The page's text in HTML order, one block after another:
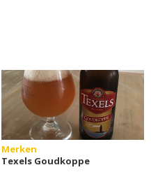
Merken
Texels Goudkoppe